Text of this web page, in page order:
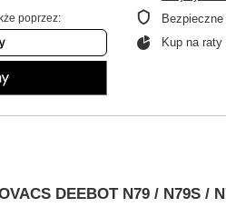
poprzez:
Kup na raty
DEEBOT N79 / N79S /